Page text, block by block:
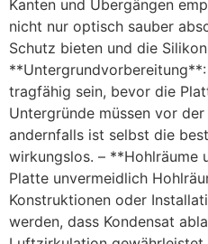
Kanten und Übergängen
nicht nur optisch sauber
Schutz bieten und die
tragfähig sein, bevor die
Untergründe müssen vor
andernfalls ist selbst die
wirkungslos. – **Hohlräume
Platte unvermeidlich
Konstruktionen oder
werden, dass Kondensat